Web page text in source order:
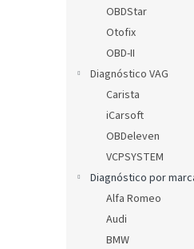
OBDStar
Otofix
OBD-II
Diagnóstico VAG
Carista
iCarsoft
OBDeleven
VCPSYSTEM
Diagnóstico por
Alfa Romeo
Audi
BMW